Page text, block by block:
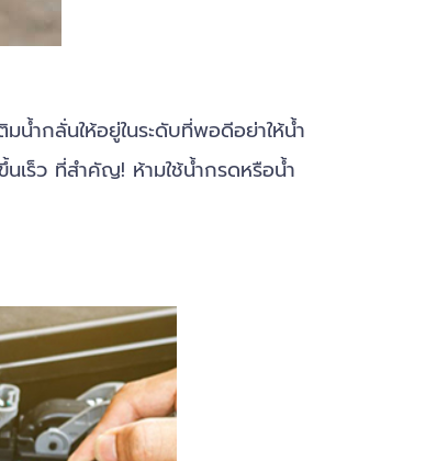
ำกลั่นให้อยู่ในระดับที่พอดีอย่าให้น้ำ
นเร็ว ที่สำคัญ! ห้ามใช้น้ำกรดหรือน้ำ